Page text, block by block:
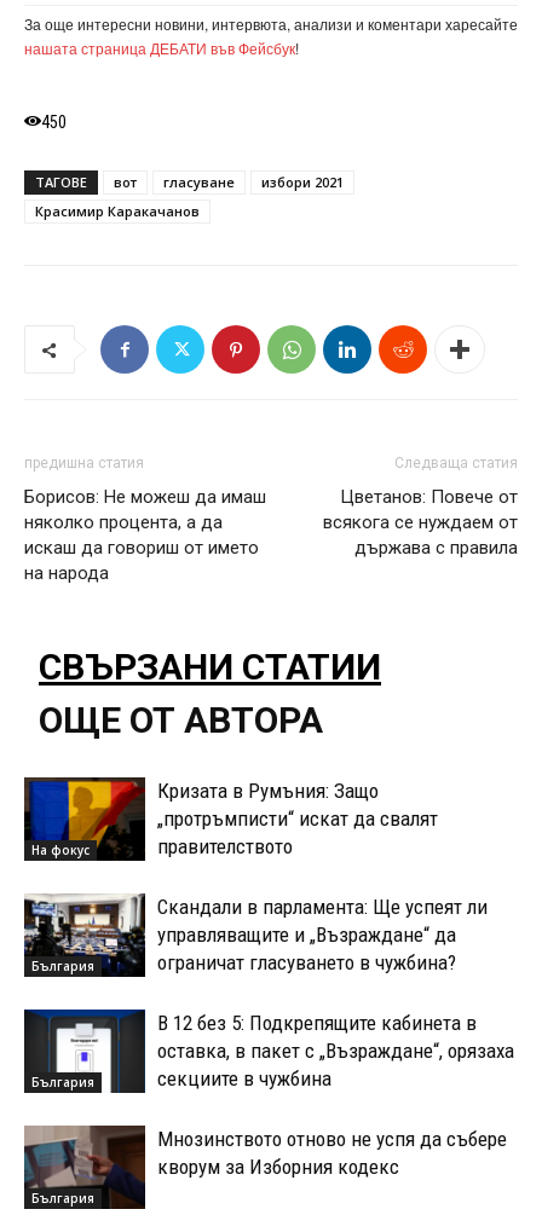
За още интересни новини, интервюта, анализи и коментари харесайте
нашата страница ДЕБАТИ във Фейсбук!
450
ТАГОВЕ вот гласуване
избори 2021
Красимир Каракачанов
предишна статия
Борисов: Не можеш да имаш
няколко процента, а да
искаш да говориш от името
на народа
Следваща статия
Цветанов: Повече от
всякога се нуждаем от
държава с правила
СВЪРЗАНИ СТАТИИ
ОЩЕ ОТ АВТОРА
На фокус
Кризата в Румъния: Защо
„протръмписти“ искат да свалят
правителството
България
Скандали в парламента: Ще успеят ли
управляващите и „Възраждане“ да
ограничат гласуването в чужбина?
България
В 12 без 5: Подкрепящите кабинета в
оставка, в пакет с „Възраждане“, орязаха
секциите в чужбина
България
Мнозинството отново не успя да събере
кворум за Изборния кодекс